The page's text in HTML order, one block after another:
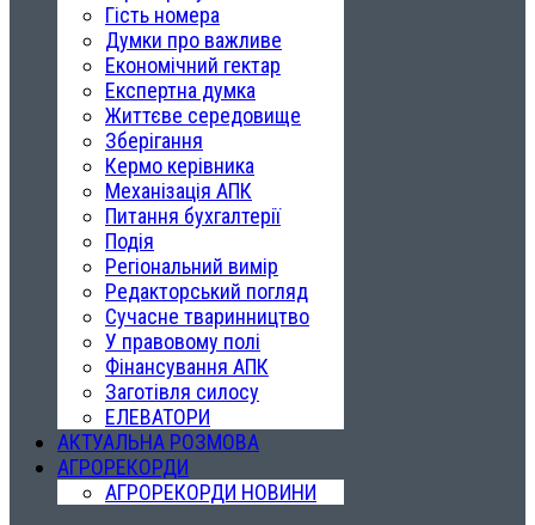
Гість номера
Думки про важливе
Економічний гектар
Експертна думка
Життєве середовище
Зберігання
Кермо керівника
Механізація АПК
Питання бухгалтерії
Подія
Регіональний вимір
Редакторський погляд
Сучасне тваринництво
У правовому полі
Фінансування АПК
Заготівля силосу
ЕЛЕВАТОРИ
АКТУАЛЬНА РОЗМОВА
АГРОРЕКОРДИ
АГРОРЕКОРДИ НОВИНИ